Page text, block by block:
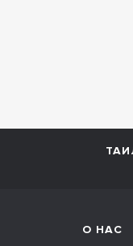
О НАС